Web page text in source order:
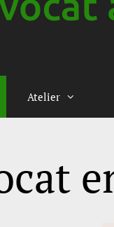
Atelier